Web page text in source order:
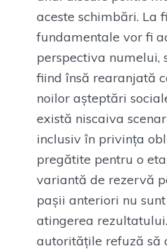
aceste schimbări. La
fundamentale vor fi
perspectiva numelui,
fiind însă rearanjată
noilor așteptări
există niscaiva
inclusiv în privința
pregătite pentru o
variantă de rezervă
pașii anteriori nu
atingerea
autoritățile refuză să